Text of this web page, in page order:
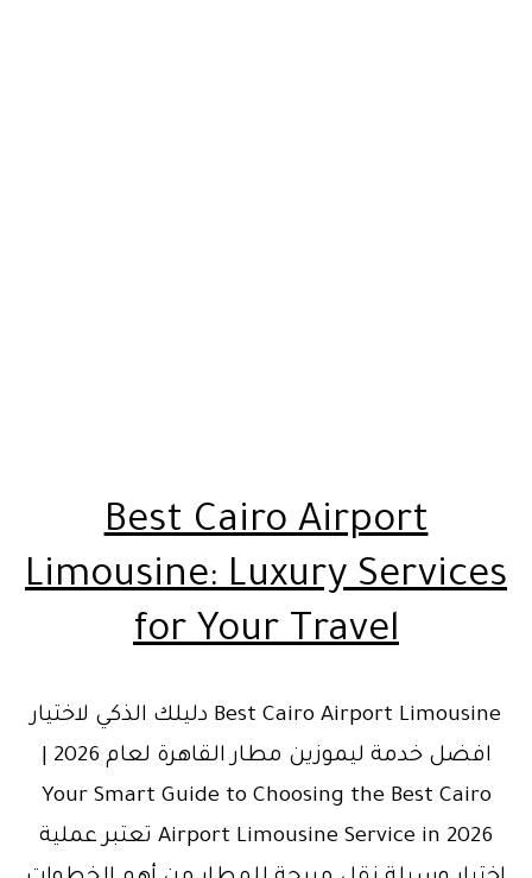
Best Cairo Airport
Limousine: Luxury Services
for Your Travel
Best Cairo Airport Limousine دليلك الذكي لاختيار
Your Smart Guide to Choosing the Best Cairo
Airport Limousine Service in 2026 تعتبر عملية